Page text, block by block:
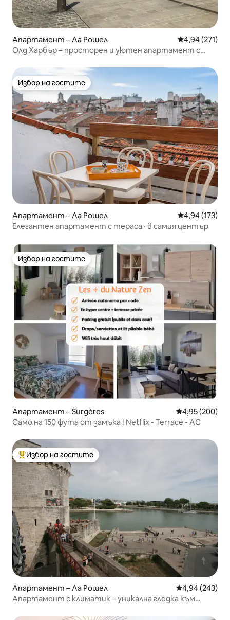
Апартамент – Ла Рошел Средна
4,94 (271)
Олд Харбър – просторен и уютен апартамент с
Избор на гостите
Избор на гостите
Апартамент – Ла Рошел Средна
4,94 (173)
Елегантен апартамент с тераса · в самия център
Избор на гостите
Избор на гостите
Апартамент – Surgères Средна
4,95 (200)
Само на 150 фута от замъка ! Netflix - Terrace - AC
Най-популярен избор на гостите
Избор на гостите
Апартамент – Ла Рошел Средна
4,94 (243)
Апартамент с климатик – уникална гледка към